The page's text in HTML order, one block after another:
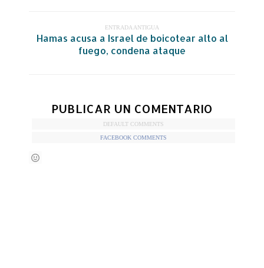
ENTRADA ANTIGUA
Hamas acusa a Israel de boicotear alto al
fuego, condena ataque
PUBLICAR UN COMENTARIO
DEFAULT COMMENTS
FACEBOOK COMMENTS